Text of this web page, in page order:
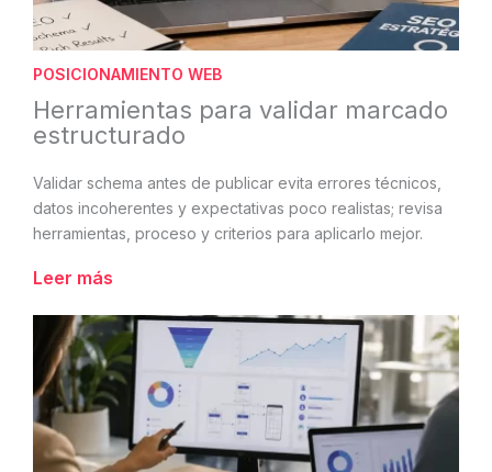
POSICIONAMIENTO WEB
Herramientas para validar marcado
estructurado
Validar schema antes de publicar evita errores técnicos,
datos incoherentes y expectativas poco realistas; revisa
herramientas, proceso y criterios para aplicarlo mejor.
Leer más